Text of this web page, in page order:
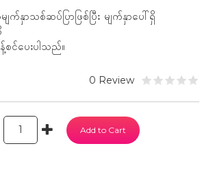
ျက်နှာသစ်ဆပ်ပြာဖြစ်ပြီး မျက်နှာပေါ်ရှိ
င်ပေးပါသည်။
0 Review